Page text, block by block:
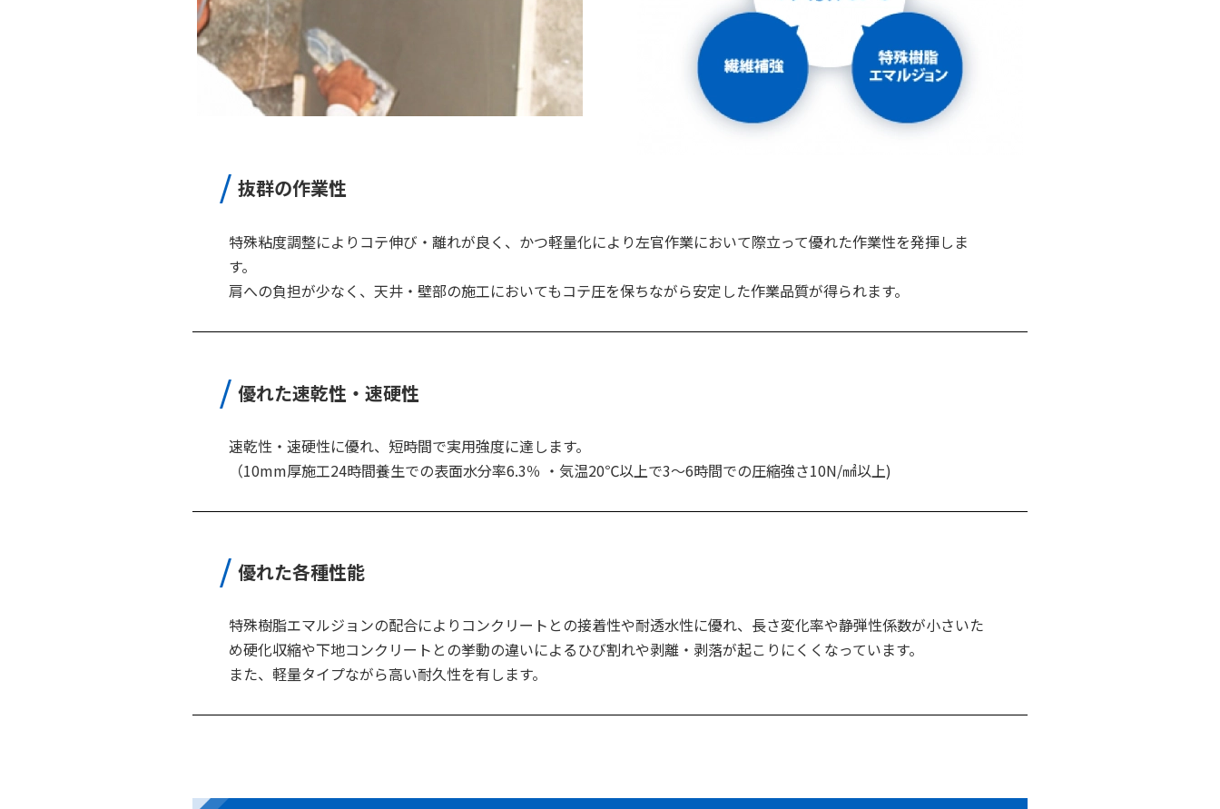
抜群の作業性
特殊粘度調整によりコテ伸び・離れが良く、かつ軽量化により左官作業において際立って優れた作業性を発揮しま
す。
肩への負担が少なく、天井・壁部の施工においてもコテ圧を保ちながら安定した作業品質が得られます。
優れた速乾性・速硬性
速乾性・速硬性に優れ、短時間で実用強度に達します。
（10mm厚施工24時間養生での表面水分率6.3％ ・気温20℃以上で3～6時間での圧縮強さ10N/㎟以上)
優れた各種性能
特殊樹脂エマルジョンの配合によりコンクリートとの接着性や耐透水性に優れ、長さ変化率や静弾性係数が小さいた
め硬化収縮や下地コンクリートとの挙動の違いによるひび割れや剥離・剥落が起こりにくくなっています。
また、軽量タイプながら高い耐久性を有します。